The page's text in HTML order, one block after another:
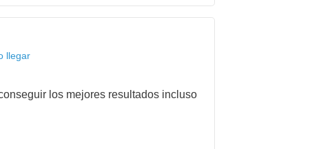
llegar
los mejores resultados incluso